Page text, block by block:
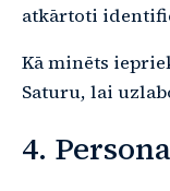
atkārtoti
Kā minēts
Saturu, lai
4.